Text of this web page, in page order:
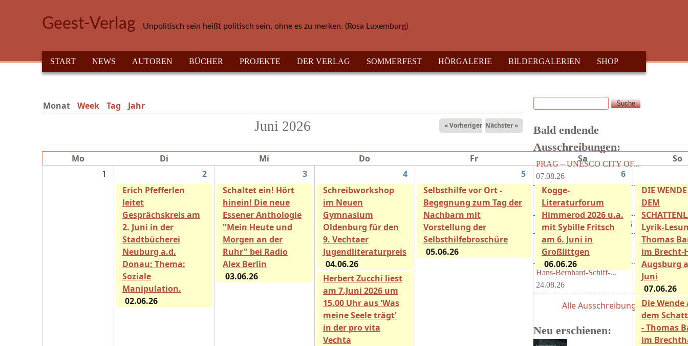
Geest-Verlag Unpolitisch sein heißt politisch sein, ohne es zu merken. (Rosa Luxemburg)
HAUPTMENÜ
START NEWS AUTOREN BÜCHER PROJEKTE DER VERLAG SOMMERFEST HÖRGALERIE BILDERGALERIEN SHOP
Monat (aktiver Reiter)
Week Tag Jahr
Juni 2026 « Vorheriger Nächster »
Mo Di Mi Do Fr Sa
So
1
2 3 4 5
6
Erich Pfefferlen
leitet
Gesprächskreis am
2. Juni in der
Stadtbücherei
Neuburg a.d.
Donau; Thema:
Soziale
Manipulation.
02.06.26
Schaltet ein! Hört
hinein! Die neue
Essener Anthologie
"Mein Heute und
Morgen an der
Ruhr" bei Radio
Alex Berlin
03.06.26
Schreibworkshop
im Neuen
Gymnasium
Oldenburg für den
9. Vechtaer
Jugendliteraturpreis
04.06.26
Herbert Zucchi liest
am 7.Juni 2026 um
15.00 Uhr aus 'Was
meine Seele trägt'
in der pro vita
Vechta
Selbsthilfe vor Ort -
Begegnung zum Tag der
Nachbarn mit
Vorstellung der
Selbsthilfebroschüre
05.06.26
Kogge-
Literaturforum
Himmerod 2026 u.a.
mit Sybille Fritsch
am 6. Juni in
Großlittgen
06.06.26
DIE
DEM
Lyrik-
Thomas
im Brecht-
Augsburg
Juni
07.06.26
Die Wende
dem
- Thomas
im
Suchformular
Suche
Bald endende
Ausschreibungen:
PRAG – UNESCO CITY OF...
07.08.26
Radio T - Hörspiel
Wettbewerb... 15.08.26
Literaturblätter der... 15.08.26
Beiträge für den nächsten...
15.08.26
Hans-Bernhard-Schiff-...
24.08.26
Alle Ausschreibungen
Neu erschienen: